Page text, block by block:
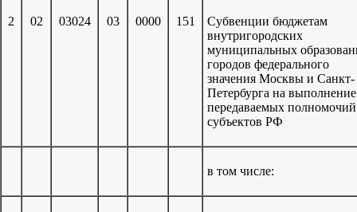
2 02 03024 03 0000 151
Субвенции бюджетам
внутригородских
муниципальных
городов федерального
значения Москвы и Санкт-
Петербурга на выполнение
передаваемых полномочий
субъектов РФ
в том числе: